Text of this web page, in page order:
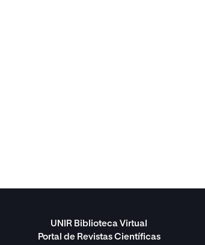
UNIR Biblioteca Virtual
Portal de Revistas Científicas